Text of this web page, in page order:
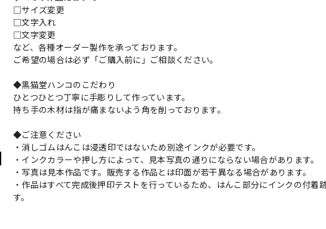
□サイズ変更
□文字入れ
□文字変更
など、各種オーダー製作を承っております。
ご希望の場合は必ず「ご購入前に」ご相談ください。
◆黒猫堂ハンコのこだわり
ひとつひとつ丁寧に手彫りして作っています。
持ち手の木材は指が痛まないよう角を削っております。
◆ご注意ください
・消しゴムはんこは浸透印ではないため別途インクが必要です。
・インクカラーや押し方によって、見本写真の通りにならない場合があります。
・写真は見本作品です。販売する作品とは印面が若干異なる場合があります。
・作品はすべて完成後押印テストを行っているため、はんこ部分にインクの付
す。